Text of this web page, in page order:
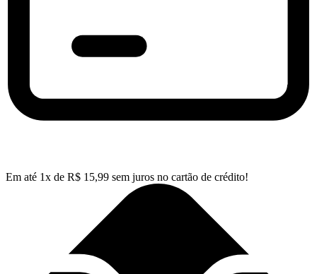
Em até 1x de R$ 15,99 sem juros no cartão de crédito!